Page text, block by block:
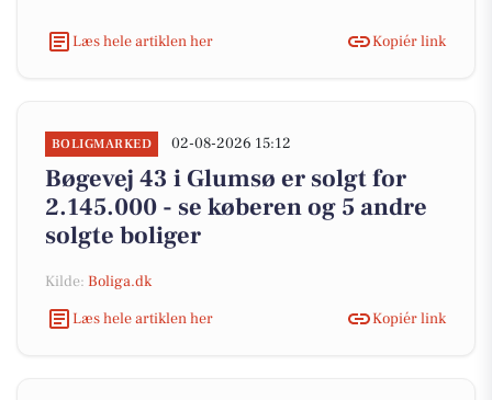
Læs hele artiklen her Kopiér link
BOLIGMARKED 02-08-2026 15:12
Bøgevej 43 i Glumsø er solgt for
2.145.000 - se køberen og 5 andre
solgte boliger
Kilde: Boliga.dk
Læs hele artiklen her
Kopiér link